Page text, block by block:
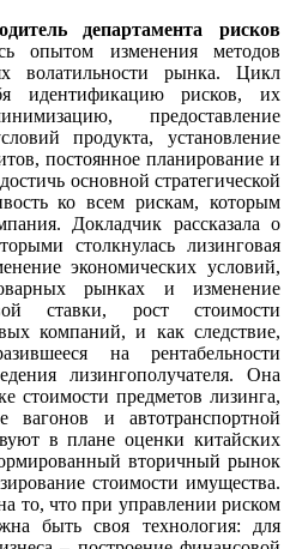
департамента рисков
опытом изменения методов
волатильности рынка. Цикл
идентификацию рисков, их
предоставление
продукта, установление
постоянное планирование и
основной стратегической
ко всем рискам, которым
Докладчик рассказала о
столкнулась лизинговая
экономических условий,
рынках и изменение
ставки, рост стоимости
компаний, и как следствие,
на рентабельности
лизингополучателя. Она
стоимости предметов лизинга,
вагонов и автотранспортной
в плане оценки китайских
вторичный рынок
стоимости имущества.
то, что при управлении риском
быть своя технология: для